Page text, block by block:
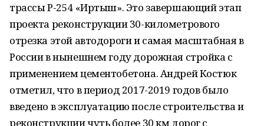
трассы Р-254 «Иртыш». Это завершающий этап
проекта реконструкции 30-километрового
отрезка этой автодороги и самая масштабная в
России в нынешнем году дорожная стройка с
применением цементобетона. Андрей Костюк
отметил, что в период 2017-2019 годов было
введено в эксплуатацию после строительства и
реконструкции чуть более 30 км дорог с